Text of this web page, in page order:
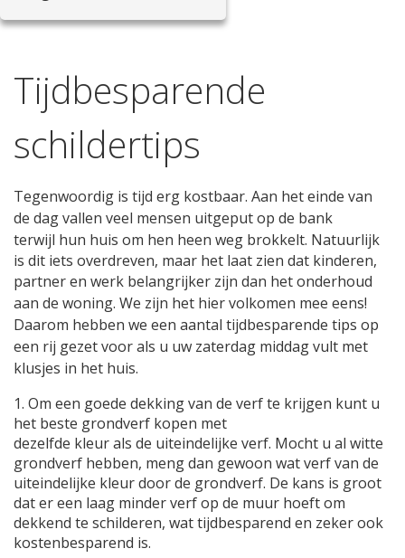
Tijdbesparende
schildertips
Tegenwoordig is tijd erg kostbaar. Aan het einde van
de dag vallen veel mensen uitgeput op de bank
terwijl hun huis om hen heen weg brokkelt. Natuurlijk
is dit iets overdreven, maar het laat zien dat kinderen,
partner en werk belangrijker zijn dan het onderhoud
aan de woning. We zijn het hier volkomen mee eens!
Daarom hebben we een aantal tijdbesparende tips op
een rij gezet voor als u uw zaterdag middag vult met
klusjes in het huis.
1. Om een goede dekking van de verf te krijgen kunt u
het beste grondverf kopen met
dezelfde kleur als de uiteindelijke verf. Mocht u al witte
grondverf hebben, meng dan gewoon wat verf van de
uiteindelijke kleur door de grondverf. De kans is groot
dat er een laag minder verf op de muur hoeft om
dekkend te schilderen, wat tijdbesparend en zeker ook
kostenbesparend is.